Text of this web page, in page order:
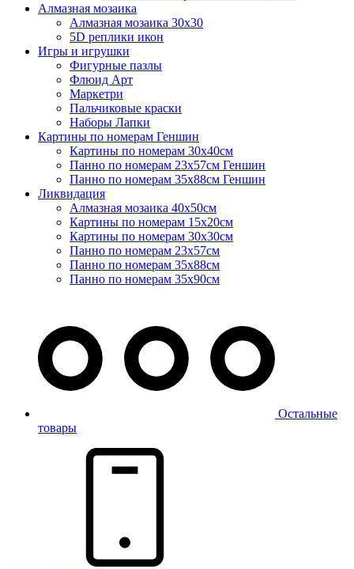
Алмазная мозаика
Алмазная мозаика 30х30
5D реплики икон
Игры и игрушки
Фигурные пазлы
Флюид Арт
Маркетри
Пальчиковые краски
Наборы Лапки
Картины по номерам Геншин
Картины по номерам 30х40см
Панно по номерам 23х57см Геншин
Панно по номерам 35х88см Геншин
Ликвидация
Алмазная мозаика 40х50см
Картины по номерам 15х20см
Картины по номерам 30х30см
Панно по номерам 23х57см
Панно по номерам 35х88см
Панно по номерам 35х90см
Остальные
товары